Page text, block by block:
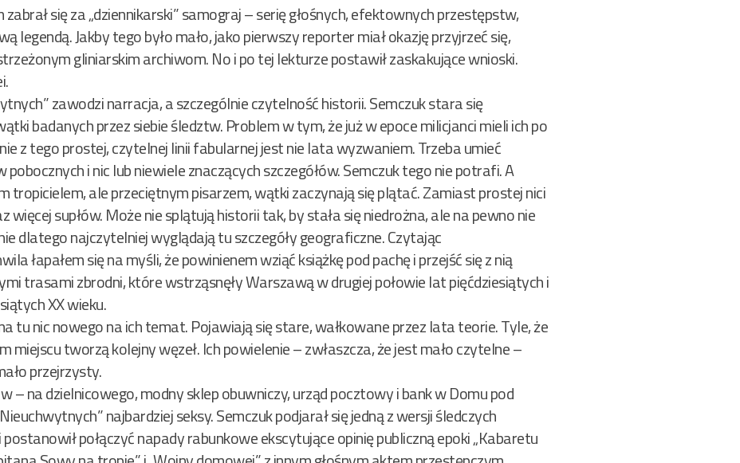
się za „dziennikarski” samograj – serię głośnych, efektownych przestępstw,
legendą. Jakby tego było mało, jako pierwszy reporter miał okazję przyjrzeć się,
gliniarskim archiwom. No i po tej lekturze postawił zaskakujące wnioski.
zawodzi narracja, a szczególnie czytelność historii. Semczuk stara się
badanych przez siebie śledztw. Problem w tym, że już w epoce milicjanci mieli ich po
z tego prostej, czytelnej linii fabularnej jest nie lata wyzwaniem. Trzeba umieć
i nic lub niewiele znaczących szczegółów. Semczuk tego nie potrafi. A
tropicielem, ale przeciętnym pisarzem, wątki zaczynają się plątać. Zamiast prostej nici
więcej supłów. Może nie splątują historii tak, by stała się niedrożna, ale na pewno nie
dlatego najczytelniej wyglądają tu szczegóły geograficzne. Czytając
łapałem się na myśli, że powinienem wziąć książkę pod pachę i przejść się z nią
trasami zbrodni, które wstrząsnęły Warszawą w drugiej połowie lat pięćdziesiątych i
XX wieku.
tu nic nowego na ich temat. Pojawiają się stare, wałkowane przez lata teorie. Tyle, że
miejscu tworzą kolejny węzeł. Ich powielenie – zwłaszcza, że jest mało czytelne –
przejrzysty.
– na dzielnicowego, modny sklep obuwniczy, urząd pocztowy i bank w Domu pod
najbardziej seksy. Semczuk podjarał się jedną z wersji śledczych
połączyć napady rabunkowe ekscytujące opinię publiczną epoki „Kabaretu